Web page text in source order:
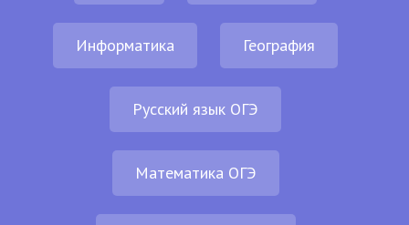
Информатика География
Русский язык ОГЭ
Математика ОГЭ